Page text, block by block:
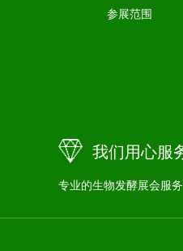
参展范围
我们用心服
专业的生物发酵展会服